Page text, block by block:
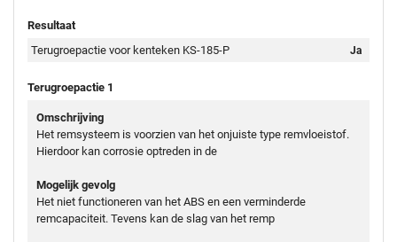
Resultaat
Terugroepactie voor kenteken KS-185-P
Ja
Terugroepactie 1
Omschrijving
Het remsysteem is voorzien van het onjuiste type remvloeistof.
Hierdoor kan corrosie optreden in de
Mogelijk gevolg
Het niet functioneren van het ABS en een verminderde
remcapaciteit. Tevens kan de slag van het remp